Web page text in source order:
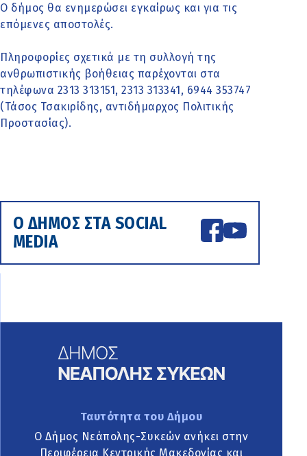
Ο δήμος θα ενημερώσει εγκαίρως και για τις
επόμενες αποστολές.
Πληροφορίες σχετικά με τη συλλογή της
ανθρωπιστικής βοήθειας παρέχονται στα
τηλέφωνα 2313 313151, 2313 313341, 6944 353747
(Τάσος Τσακιρίδης, αντιδήμαρχος Πολιτικής
Προστασίας).
Ο ΔΗΜΟΣ ΣΤΑ SOCIAL
MEDIA
Ταυτότητα του Δήμου
Ο Δήμος Νεάπολης-Συκεών ανήκει στην
Περιφέρεια Κεντρικής Μακεδονίας και